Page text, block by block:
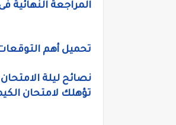
المراجعة النهائية
تحميل أهم التوقعات
نصائح ليلة
تؤهلك لامتحان